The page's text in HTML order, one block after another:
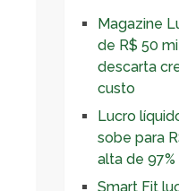
Magazine
de R$ 50
descarta
custo
Lucro
sobe para
alta de
Smart Fit